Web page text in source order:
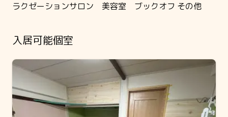
ラクゼーションサロン 美容室 ブックオフ その他
入居可能個室
Slide 1 of 4